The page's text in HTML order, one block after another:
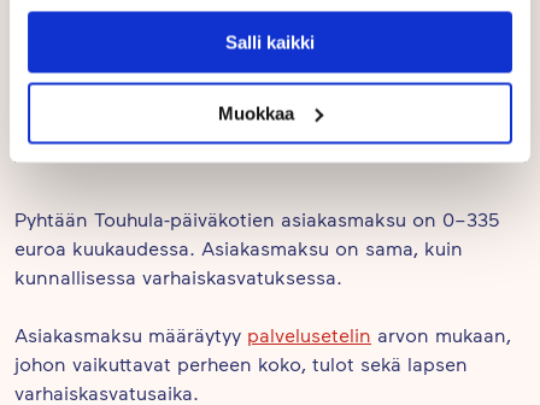
Salli kaikki
Muokkaa
of
Pyhtään Touhula-päiväkotien asiakasmaksu on 0–335
euroa kuukaudessa. Asiakasmaksu on sama, kuin
kunnallisessa varhaiskasvatuksessa.
Asiakasmaksu määräytyy palvelusetelin arvon mukaan,
johon vaikuttavat perheen koko, tulot sekä lapsen
varhaiskasvatusaika.